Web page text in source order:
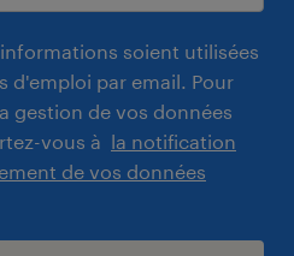
soient utilisées
d'emploi par email. Pour
gestion de vos données
vous à la notification
de vos données